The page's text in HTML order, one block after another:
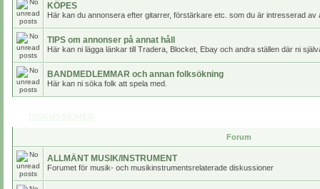
KÖPES
Här kan du annonsera efter gitarrer, förstärkare etc. som du är intresserad av
TIPS om annonser på annat håll
Här kan ni lägga länkar till Tradera, Blocket, Ebay och andra ställen där ni
BANDMEDLEMMAR och annan folksökning
Här kan ni söka folk att spela med.
Forum
ALLMÄNT MUSIK/INSTRUMENT
Forumet för musik- och musikinstrumentsrelaterade diskussioner